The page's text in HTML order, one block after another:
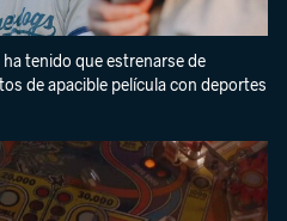
tenido que estrenarse de
de apacible película con deportes